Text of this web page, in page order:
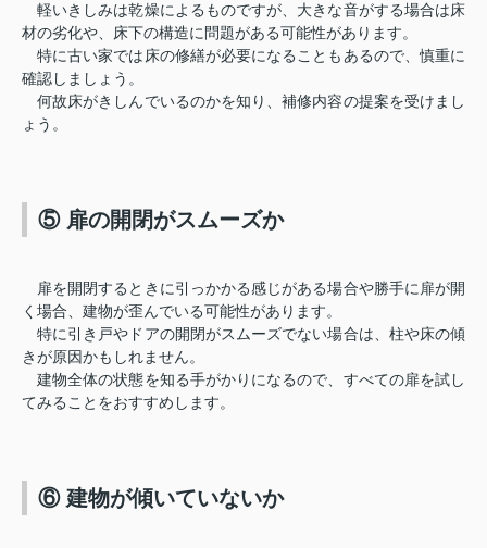
軽いきしみは乾燥によるものですが、大きな音がする場合は床
材の劣化や、床下の構造に問題がある可能性があります。
特に古い家では床の修繕が必要になることもあるので、慎重に
確認しましょう。
何故床がきしんでいるのかを知り、補修内容の提案を受けまし
ょう。
⑤ 扉の開閉がスムーズか
扉を開閉するときに引っかかる感じがある場合や勝手に扉が開
く場合、建物が歪んでいる可能性があります。
特に引き戸やドアの開閉がスムーズでない場合は、柱や床の傾
きが原因かもしれません。
建物全体の状態を知る手がかりになるので、すべての扉を試し
てみることをおすすめします。
⑥ 建物が傾いていないか